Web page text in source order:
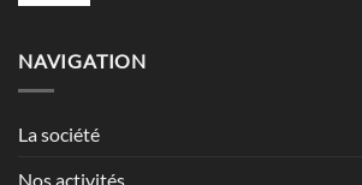
NAVIGATION
La société
Nos activités